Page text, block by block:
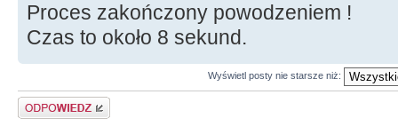
Proces zakończony powodzeniem !
Czas to około 8 sekund.
Wyświetl posty nie starsze niż:
Odpowiedz